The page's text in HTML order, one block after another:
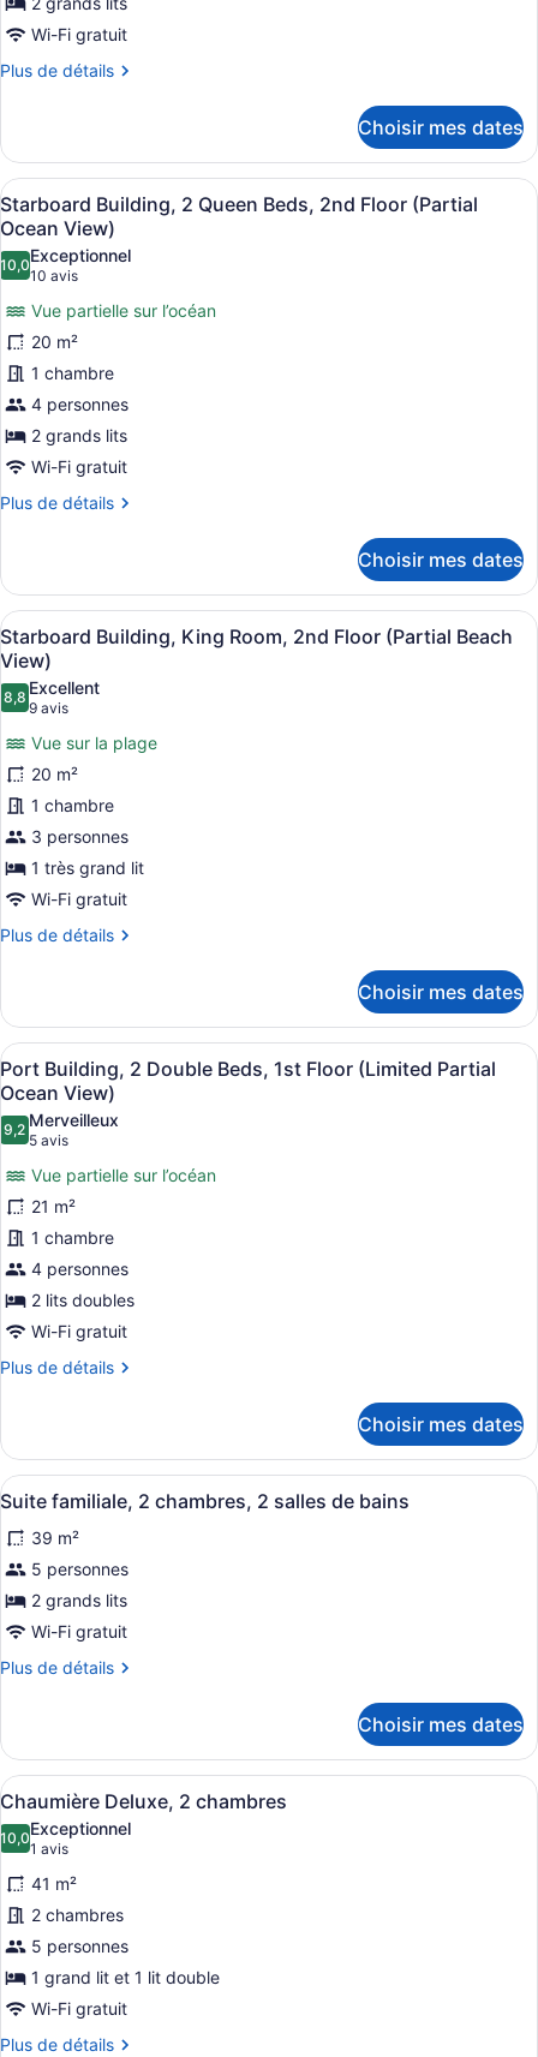
Starboard
Building,
2
1st
Floor
(Limited
Partial
Ocean
View)
Wi-Fi gratuit
Plus de détails
Plus
Starboard
Building,
2
Queen
Beds,
1st
Floor
(Limited
Partial
Ocean
View)
Choisir mes dates
Afficher
toutes
les
photos
pour
ce
type
de
chambre :
Starboard
Building,
2
2nd
Floor
(Partial
Ocean
View)
Literie de qualité, coffre-fort pour
5
Starboard Building, 2 Queen Beds, 2nd Floor (Partial
Ocean View)
10,010,0 sur 10
Exceptionnel
10 avis
(10 avis)
Vue partielle sur l’océan
20 m²
1 chambre
4 personnes
2 grands lits
Wi-Fi gratuit
Plus de détails
Plus
Starboard
Building,
2
Queen
Beds,
2nd
Floor
(Partial
Ocean
View)
Choisir mes dates
Afficher
toutes
les
photos
pour
ce
type
de
chambre :
Starboard
Building,
King
Floor
(Partial
Beach
View)
Une chambre d’hôtel avec un lit,
7
Starboard Building, King Room, 2nd Floor (Partial Beach
View)
8,88,8 sur 10
Excellent
9 avis
(9 avis)
Vue sur la plage
20 m²
1 chambre
3 personnes
1 très grand lit
Wi-Fi gratuit
Plus de détails
Plus
Starboard
Building,
King
Room,
2nd
Floor
(Partial
Beach
View)
Choisir mes dates
Afficher
toutes
les
photos
pour
ce
type
de
chambre :
Port
Building,
2
1st
Floor
(Limited
Partial
Ocean
View)
Une chambre d’hôtel avec deux
7
Port Building, 2 Double Beds, 1st Floor (Limited Partial
Ocean View)
9,29,2 sur 10
Merveilleux
5 avis
(5 avis)
Vue partielle sur l’océan
21 m²
1 chambre
4 personnes
2 lits doubles
Wi-Fi gratuit
Plus de détails
Plus
Port
Building,
2
Beds,
1st
Floor
(Limited
Partial
View)
Choisir mes dates
Afficher
toutes
les
photos
pour
ce
de
familiale,
2
chambres,
2
salles
de
bains
Une chambre d’hôtel compacte
5
Suite familiale, 2 chambres, 2 salles de bains
39 m²
5 personnes
2 grands lits
Wi-Fi gratuit
Plus de détails
Plus
Suite
familiale,
2
chambres,
2
salles
de
bains
Choisir mes dates
Afficher
toutes
les
photos
pour
ce
type
de
chambre :
Chaumière
Literie de qualité, coffre-fort pour
5
Chaumière Deluxe, 2 chambres
10,010,0 sur 10
Exceptionnel
1 avis
(1 avis)
41 m²
2 chambres
5 personnes
1 grand lit et 1 lit double
Wi-Fi gratuit
Plus de détails
Plus